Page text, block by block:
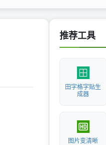
推荐工具
田字格字贴生
成器
图片变清晰